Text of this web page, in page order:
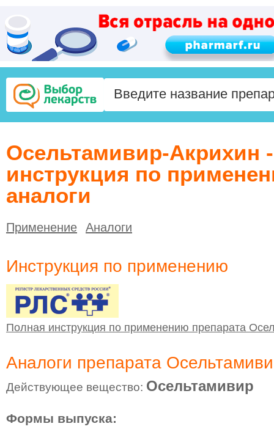
Осельтамивир-Акрихин -
инструкция по
аналоги
Применение Аналоги
Инструкция по применению
Полная инструкция по применению препарата
Аналоги препарата
Действующее вещество: Осельтамивир
Формы выпуска: